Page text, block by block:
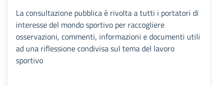
La consultazione pubblica è rivolta a tutti i portatori di
interesse del mondo sportivo per raccogliere
osservazioni, commenti, informazioni e documenti utili
ad una riflessione condivisa sul tema del lavoro
sportivo